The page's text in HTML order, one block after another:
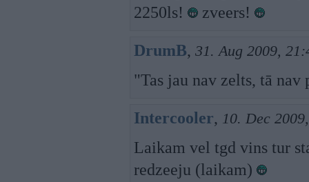
2250ls!
zveers!
DrumB, 31. Aug 2009,
"Tas jau nav zelts, tā
Intercooler, 10. Dec
Laikam vel tgd vins tur
redzeeju (laikam)